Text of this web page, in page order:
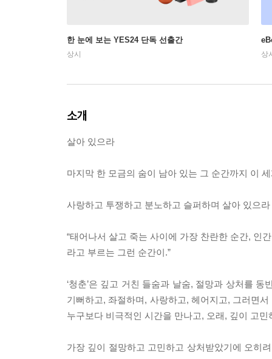
한 눈에 보는 YES24 단독 선출간
상시 상
소개
살아 있으라
마지막 한 모금의 숨이 남아 있는 그 순간까지 이
사랑하고 투쟁하고 분노하고 슬퍼하며 살아 있으라
“태어나서 살고 죽는 사이에 가장 찬란한 순간, 인
라고 부르는 그런 순간이.”
‘청춘’은 깊고 거친 들숨과 날숨, 절망과 상처를
기뻐하고, 좌절하며, 사랑하고, 헤어지고, 그러면
누구보다 비극적인 시간을 만나고, 오래, 깊이 고
가장 깊이 절망하고 고민하고 상처받았기에 오히